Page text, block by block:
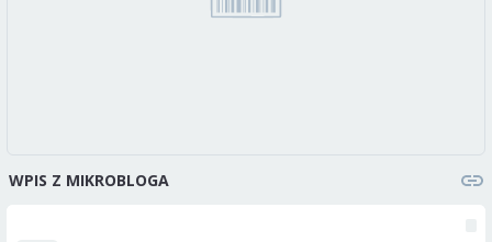
WPIS Z MIKROBLOGA